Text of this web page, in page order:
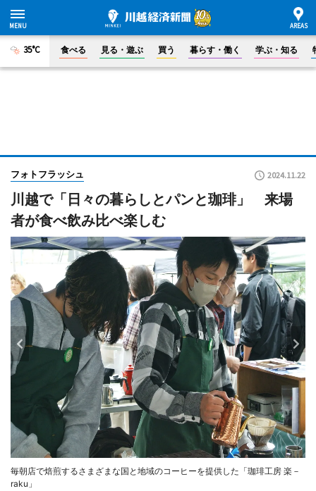
35°C 食べる 見る・遊ぶ 買う 暮らす・働く 学ぶ・知る
フォトフラッシュ 2024.11.22
川越で「日々の暮らしとパンと珈琲」 来場
者が食べ飲み比べ楽しむ
毎朝店で焙煎するさまざまな国と地域のコーヒーを提供した「珈琲工房 楽－
raku」